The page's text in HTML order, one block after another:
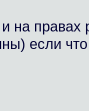
на
если